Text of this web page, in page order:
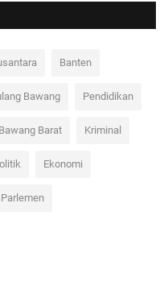
Banten
Bawang Pendidikan
Barat Kriminal
Ekonomi
Parlemen